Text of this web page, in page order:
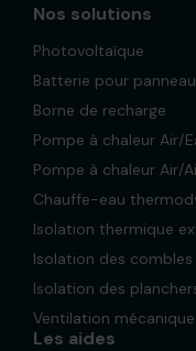
Nos solutions
Photovoltaïque
Batterie pour
Borne de recharge
Pompe à chaleur Air/
Pompe à chaleur Air/
Chauffe-eau
Isolation thermique
Isolation des combles
Isolation des
Ventilation
Les aides